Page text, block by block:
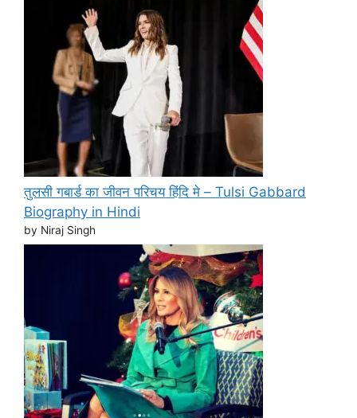
तुलसी गबार्ड का जीवन परिचय हिंदि मे – Tulsi Gabbard
Biography in Hindi
by Niraj Singh